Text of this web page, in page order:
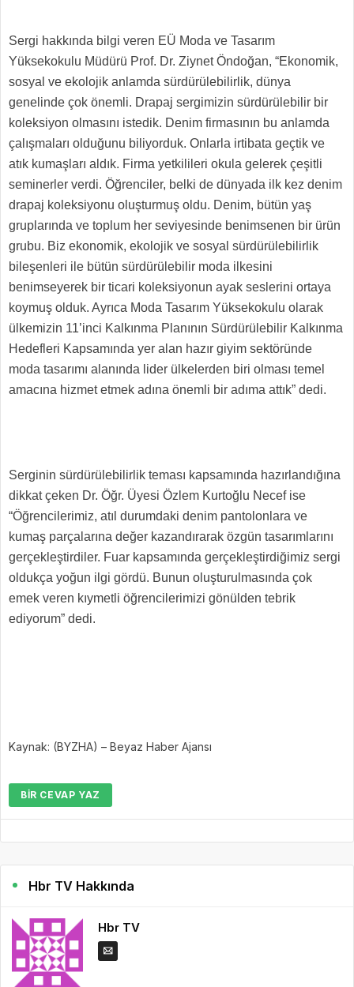
Sergi hakkında bilgi veren EÜ Moda ve Tasarım
Yüksekokulu Müdürü Prof. Dr. Ziynet Öndoğan, “Ekonomik,
sosyal ve ekolojik anlamda sürdürülebilirlik, dünya
genelinde çok önemli. Drapaj sergimizin sürdürülebilir bir
koleksiyon olmasını istedik. Denim firmasının bu anlamda
çalışmaları olduğunu biliyorduk. Onlarla irtibata geçtik ve
atık kumaşları aldık. Firma yetkilileri okula gelerek çeşitli
seminerler verdi. Öğrenciler, belki de dünyada ilk kez denim
drapaj koleksiyonu oluşturmuş oldu. Denim, bütün yaş
gruplarında ve toplum her seviyesinde benimsenen bir ürün
grubu. Biz ekonomik, ekolojik ve sosyal sürdürülebilirlik
bileşenleri ile bütün sürdürülebilir moda ilkesini
benimseyerek bir ticari koleksiyonun ayak seslerini ortaya
koymuş olduk. Ayrıca Moda Tasarım Yüksekokulu olarak
ülkemizin 11’inci Kalkınma Planının Sürdürülebilir Kalkınma
Hedefleri Kapsamında yer alan hazır giyim sektöründe
moda tasarımı alanında lider ülkelerden biri olması temel
amacına hizmet etmek adına önemli bir adıma attık” dedi.
Serginin sürdürülebilirlik teması kapsamında hazırlandığına
dikkat çeken Dr. Öğr. Üyesi Özlem Kurtoğlu Necef ise
“Öğrencilerimiz, atıl durumdaki denim pantolonlara ve
kumaş parçalarına değer kazandırarak özgün tasarımlarını
gerçekleştirdiler. Fuar kapsamında gerçekleştirdiğimiz sergi
oldukça yoğun ilgi gördü. Bunun oluşturulmasında çok
emek veren kıymetli öğrencilerimizi gönülden tebrik
ediyorum” dedi.
Kaynak: (BYZHA) – Beyaz Haber Ajansı
BIR CEVAP YAZ
Hbr TV Hakkında
Hbr TV